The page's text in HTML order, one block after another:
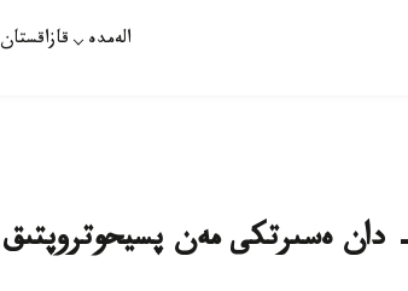
الەمدە قازاقستان
دان ەسىرتكى مەن پسيحوتروپتىق